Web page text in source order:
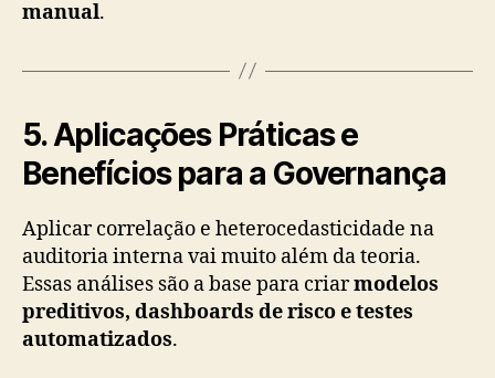
manual.
5. Aplicações Práticas e
Benefícios para a Governança
Aplicar correlação e heterocedasticidade na
auditoria interna vai muito além da teoria.
Essas análises são a base para criarmodelos
preditivos, dashboards de risco e testes
automatizados.